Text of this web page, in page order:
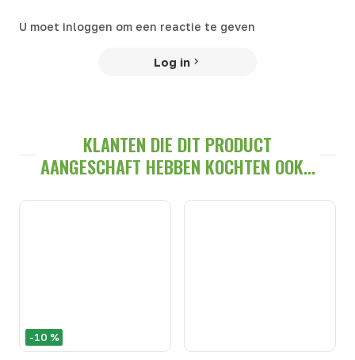
U moet inloggen om een reactie te geven
Log in
KLANTEN DIE DIT PRODUCT
AANGESCHAFT HEBBEN KOCHTEN OOK...
-10 %